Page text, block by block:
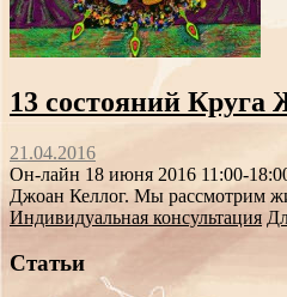
13 состояний Круга
21.04.2016
Он-лайн 18 июня 2016 11:00-
Джоан Келлог. Мы рассмотрим
Индивидуальная консультация
Статьи